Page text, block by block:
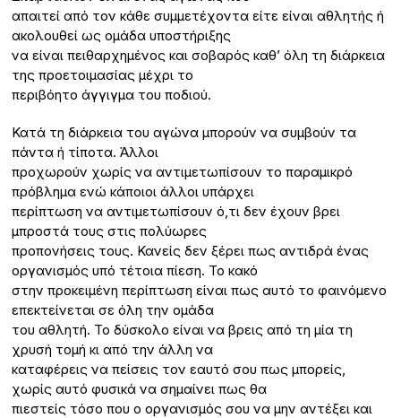
απαιτεί από τον κάθε συμμετέχοντα είτε είναι αθλητής ή
ακολουθεί ως ομάδα υποστήριξης
να είναι πειθαρχημένος και σοβαρός καθ’ όλη τη διάρκεια
της προετοιμασίας μέχρι το
περιβόητο άγγιγμα του ποδιού.
Κατά τη διάρκεια του αγώνα μπορούν να συμβούν τα
πάντα ή τίποτα. Άλλοι
προχωρούν χωρίς να αντιμετωπίσουν το παραμικρό
πρόβλημα ενώ κάποιοι άλλοι υπάρχει
περίπτωση να αντιμετωπίσουν ό,τι δεν έχουν βρει
μπροστά τους στις πολύωρες
προπονήσεις τους. Κανείς δεν ξέρει πως αντιδρά ένας
οργανισμός υπό τέτοια πίεση. Το κακό
στην προκειμένη περίπτωση είναι πως αυτό το φαινόμενο
επεκτείνεται σε όλη την ομάδα
του αθλητή. Το δύσκολο είναι να βρεις από τη μία τη
χρυσή τομή κι από την άλλη να
καταφέρεις να πείσεις τον εαυτό σου πως μπορείς,
χωρίς αυτό φυσικά να σημαίνει πως θα
πιεστείς τόσο που ο οργανισμός σου να μην αντέξει και